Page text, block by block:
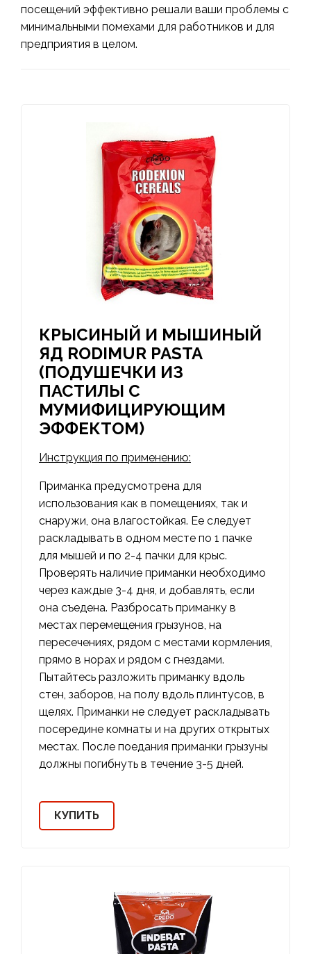
посещений эффективно решали ваши проблемы с
минимальными помехами для работников и для
предприятия в целом.
КРЫСИНЫЙ И МЫШИНЫЙ
ЯД RODIMUR PASTA
(ПОДУШЕЧКИ ИЗ
ПАСТИЛЫ С
МУМИФИЦИРУЮЩИМ
ЭФФЕКТОМ)
Инструкция по применению:
Приманка предусмотрена для
использования как в помещениях, так и
снаружи, она влагостойкая. Ее следует
раскладывать в одном месте по 1 пачке
для мышей и по 2-4 пачки для крыс.
Проверять наличие приманки необходимо
через каждые 3-4 дня, и добавлять, если
она съедена. Разбросать приманку в
местах перемещения грызунов, на
пересечениях, рядом с местами кормления,
прямо в норах и рядом с гнездами.
Пытайтесь разложить приманку вдоль
стен, заборов, на полу вдоль плинтусов, в
щелях. Приманки не следует раскладывать
посередине комнаты и на других открытых
местах. После поедания приманки грызуны
должны погибнуть в течение 3-5 дней.
КУПИТЬ